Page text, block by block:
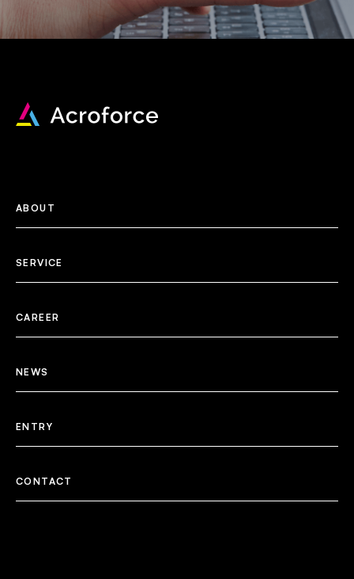
ABOUT
SERVICE
CAREER
NEWS
ENTRY
CONTACT